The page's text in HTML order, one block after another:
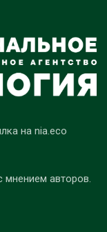
на nia.eco
мнением авторов.